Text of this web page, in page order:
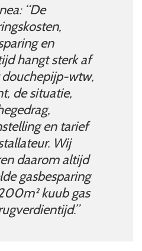
“De
en
hangt sterk af
douchepijp-wtw,
de situatie,
en tarief
Wij
daarom altijd
gasbesparing
kuub gas